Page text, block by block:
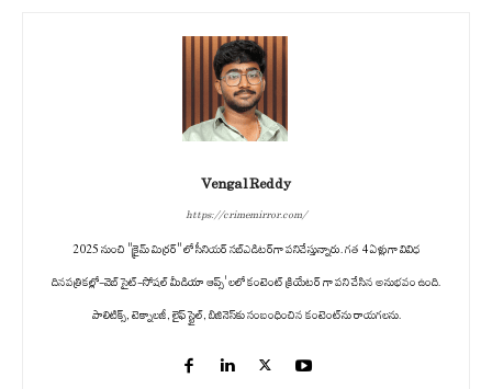
Vengal Reddy
https://crimemirror.com/
2025 నుంచి "క్రైమ్ మిర్రర్" లో సీనియర్ సబ్‌ఎడిటర్‌గా పనిచేస్తున్నారు. గత 4 ఏళ్లుగా వివిధ
దినపత్రికల్లో-వెబ్ సైట్-సోషల్ మీడియా ఆప్స్' లలో కంటెంట్ క్రియేటర్ గా పని చేసిన అనుభవం ఉంది.
పాలిటిక్స్‌, టెక్నాలజీ, లైఫ్‌ స్టైల్‌, బిజినెస్‌కు సంబంధించిన కంటెంట్‌ను రాయగలను.